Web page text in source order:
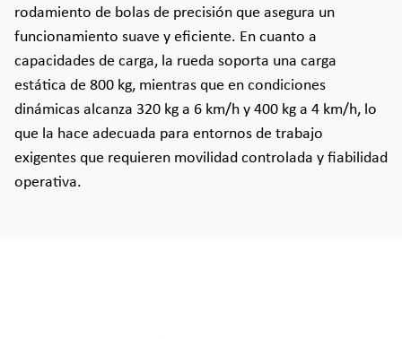
rodamiento de bolas de precisión que asegura un
funcionamiento suave y eficiente. En cuanto a
capacidades de carga, la rueda soporta una carga
estática de 800 kg, mientras que en condiciones
dinámicas alcanza 320 kg a 6 km/h y 400 kg a 4 km/h, lo
que la hace adecuada para entornos de trabajo
exigentes que requieren movilidad controlada y fiabilidad
operativa.